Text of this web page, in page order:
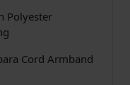
Polyester
Cord Armband